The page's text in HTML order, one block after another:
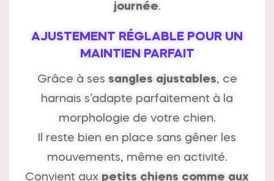
journée.
AJUSTEMENT RÉGLABLE POUR UN
MAINTIEN PARFAIT
Grâce à ses sangles ajustables, ce
harnais s’adapte parfaitement à la
morphologie de votre chien.
Il reste bien en place sans gêner les
mouvements, même en activité.
Convient aux petits chiens comme aux